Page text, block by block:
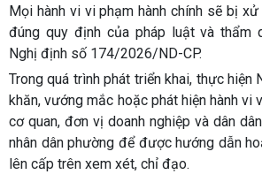
Mọi hành vi vi phạm hành chính sẽ bị
đúng quy định của pháp luật và thẩm
Nghị định số 174/2026/ND-CP.
Trong quá trình phát triển khai, thực hiện
khăn, vướng mắc hoặc phát hiện hành vi
cơ quan, đơn vị doanh nghiệp và dân
nhân dân phường để được hướng dẫn
lên cấp trên xem xét, chỉ đạo.